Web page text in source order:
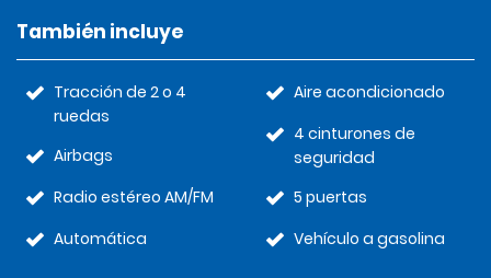
También incluye
Tracción de 2 o 4
ruedas
Airbags
Radio estéreo AM/FM
Automática
Aire acondicionado
4 cinturones de
seguridad
5 puertas
Vehículo a gasolina